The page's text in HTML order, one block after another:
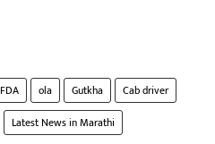
FDA ola Gutkha
Cab driver
Latest News in Marathi